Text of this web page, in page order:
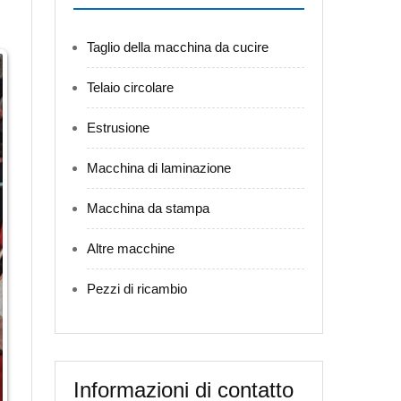
Taglio della macchina da cucire
Telaio circolare
Estrusione
Macchina di laminazione
Macchina da stampa
Altre macchine
Pezzi di ricambio
Informazioni di contatto